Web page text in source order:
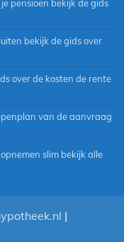
pensioen bekijk de gids
bekijk de gids over
over de kosten de rente
van de aanvraag
slim bekijk alle
|